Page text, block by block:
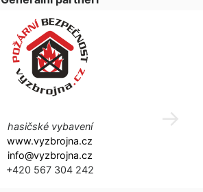
hasičské vybavení
www.vyzbrojna.cz
info@vyzbrojna.cz
+420 567 304 242